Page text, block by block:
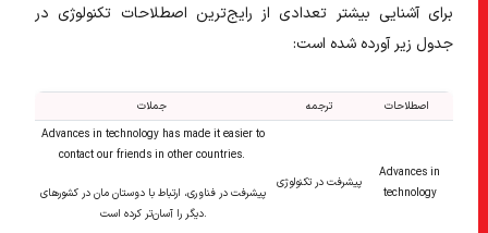
برای آشنایی بیشتر تعدادی از رایج‌ترین اصطلاحات تکنولوژی در
جدول زیر آورده شده است:
ترجمه
Advances in technology has made it easier to
contact our friends in other countries.
پیشرفت در فناوری، ارتباط با دوستان مان در کشورهای
پیشرفت در تکنولوژی
Advances in
technology